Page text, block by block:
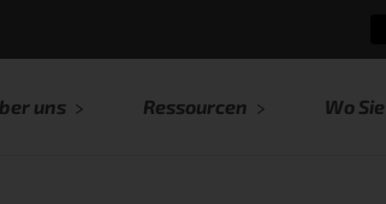
uns Ressourcen Wo